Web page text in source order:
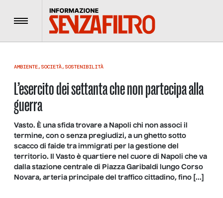
Menu
AMBIENTE, SOCIETÀ, SOSTENIBILITÀ
L’esercito dei settanta che non partecipa alla
guerra
Vasto. È una sfida trovare a Napoli chi non associ il
termine, con o senza pregiudizi, a un ghetto sotto
scacco di faide tra immigrati per la gestione del
territorio. Il Vasto è quartiere nel cuore di Napoli che va
dalla stazione centrale di Piazza Garibaldi lungo Corso
Novara, arteria principale del traffico cittadino, fino […]